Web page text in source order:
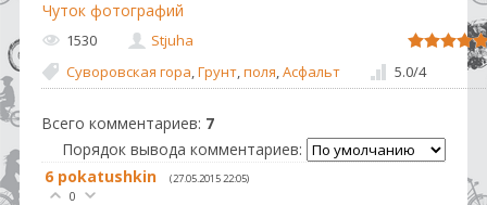
Чуток фотографий
1530
Stjuha
Суворовская гора,Грунт,поля,Асфальт 5.0/4
Всего комментариев: 7
Порядок вывода комментариев:
6 pokatushkin (27.05.2015 22:05)
0